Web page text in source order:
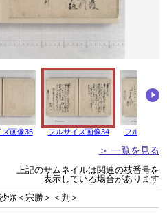
ズ画像35 フルサイズ画像34 フルサイズ
＞ 一覧を見る
上記のサムネイルは関連の枝番号を
表示している場合があります
弥＜宗勝＞＜判＞